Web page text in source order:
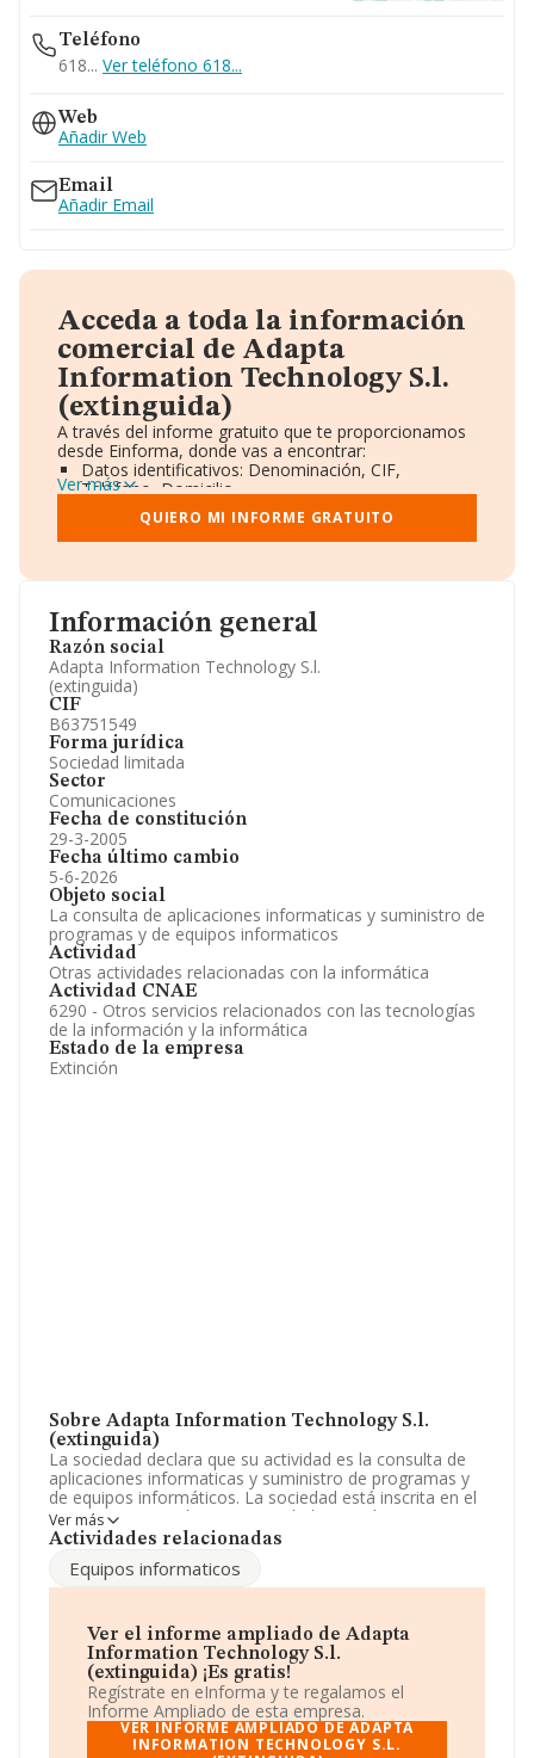
Información general
Razón social
Adapta Information Technology S.l.
(extinguida)
CIF
B63751549
Forma jurídica
Sociedad limitada
Sector
Comunicaciones
Fecha de constitución
29-3-2005
Fecha último cambio
5-6-2026
Objeto social
La consulta de aplicaciones informaticas y suministro de
programas y de equipos informaticos
Actividad
Otras actividades relacionadas con la informática
Actividad CNAE
6290 - Otros servicios relacionados con las tecnologías
de la información y la informática
Estado de la empresa
Extinción
Sobre Adapta Information Technology S.l.
(extinguida)
La sociedad declara que su actividad es la consulta de
aplicaciones informaticas y suministro de programas y
de equipos informáticos. La sociedad está inscrita en el
Registro Mercantil como Sociedad Limitada. Su
actividad CNAE es '%cnae%' con código 6290. No
En relación con la productividad en 2019, el total de
anterior.
La sociedad españolaAdapta Information
Technology S.L. (extinguida), CIF B63751549, se
encuentra en Calle Can Segalar 1 Pta. 2 núm. 18 20 P,
(08014), Barcelona, Cataluña.
Ver más
Actividades relacionadas
Equipos informaticos
Ver el informe ampliado de Adapta
Information Technology S.l.
(extinguida) ¡Es gratis!
Regístrate en eInforma y te regalamos el
Informe Ampliado de esta empresa.
VER INFORME AMPLIADO DE ADAPTA
INFORMATION TECHNOLOGY S.L.
Teléfono
618... Ver teléfono 618...
Web
Añadir Web
Email
Añadir Email
Acceda a toda la información
comercial de Adapta
Information Technology S.l.
(extinguida)
A través del informe gratuito que te proporcionamos
desde Einforma, donde vas a encontrar:
Datos identificativos: Denominación, CIF,
Teléfono, Domicilio.
Informe Mercantil Completo (BORME).
Gráficos de Evolución Ventas y Empleados.
Consejo de Administración y Administradores.
Accionistas.
Artículos de prensa publicados sobre la empresa.
Información oficial y registral complementaria.
Ver más
QUIERO MI INFORME GRATUITO